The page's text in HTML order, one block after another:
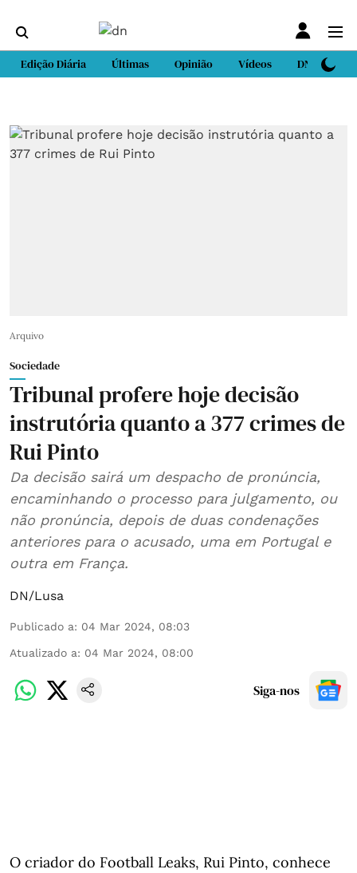
Edição Diária Últimas Opinião Vídeos DN Sport
Arquivo
Sociedade
Tribunal profere hoje decisão
instrutória quanto a 377 crimes de
Rui Pinto
Da decisão sairá um despacho de pronúncia,
encaminhando o processo para julgamento, ou
não pronúncia, depois de duas condenações
anteriores para o acusado, uma em Portugal e
outra em França.
DN/Lusa
Publicado a: 04 Mar 2024, 08:03
Atualizado a: 04 Mar 2024, 08:00
Siga-nos
O criador do Football Leaks, Rui Pinto, conhece